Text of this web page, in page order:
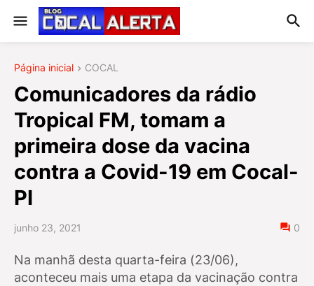
Página inicial COCAL
Comunicadores da rádio
Tropical FM, tomam a
primeira dose da vacina
contra a Covid-19 em Cocal-
PI
junho 23, 2021 0
Na manhã desta quarta-feira (23/06),
aconteceu mais uma etapa da vacinação contra